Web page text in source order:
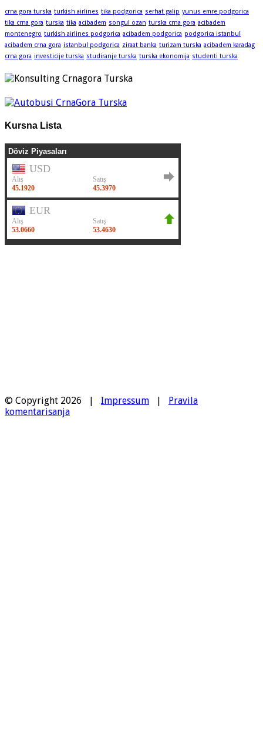
crna gora turska turkish airlines tika podgorica serhat galip yunus emre podgorica
tika crna gora turska tika acibadem songul ozan turska crna gora acibadem
montenegro turkish airlines podgorica acibadem podgorica podgorica istanbul
acibadem crna gora istanbul podgorica ziraat banka turizam turska acibadem karadag
crna gora investicije turska studiranje turska turska ekonomija studenti turska
Kursna Lista
© Copyright 2026 | Impressum
Pravila
komentarisanja